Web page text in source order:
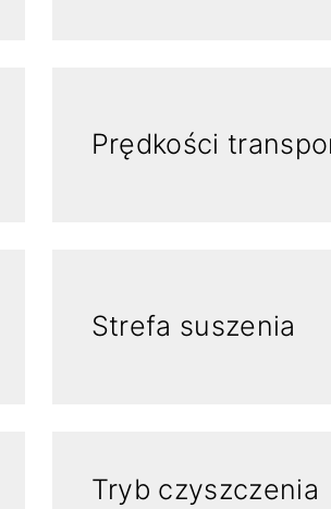
Prędkości
Strefa suszenia
Tryb czyszczenia